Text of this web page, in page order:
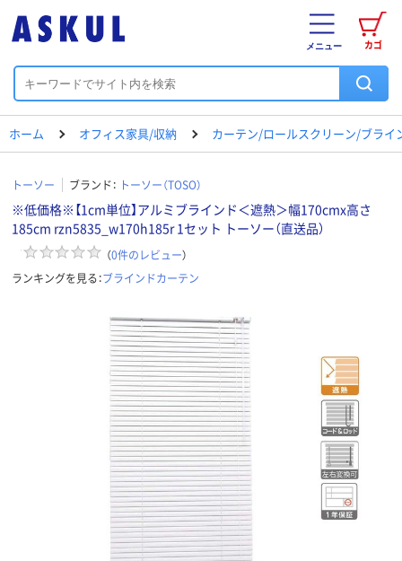
カゴ
メニュー
ホーム オフィス家具/収納 カーテン/ロールスクリーン/ブライ
トーソー ブランド： トーソー（TOSO）
※低価格※【1cm単位】アルミブラインド＜遮熱＞幅170cmx高さ
185cm rzn5835_w170h185r 1セット トーソー（直送品）
（0件のレビュー）
ランキングを見る：ブラインドカーテン